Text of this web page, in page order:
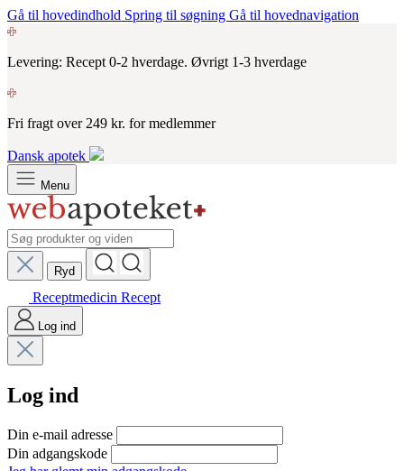
Gå til hovedindhold Spring til søgning Gå til hovednavigation
Levering: Recept 0-2 hverdage. Øvrigt 1-3 hverdage
Fri fragt over 249 kr. for medlemmer
Dansk apotek
Menu
Ryd
Receptmedicin Recept
Log ind
Log ind
Din e-mail adresse
Din adgangskode